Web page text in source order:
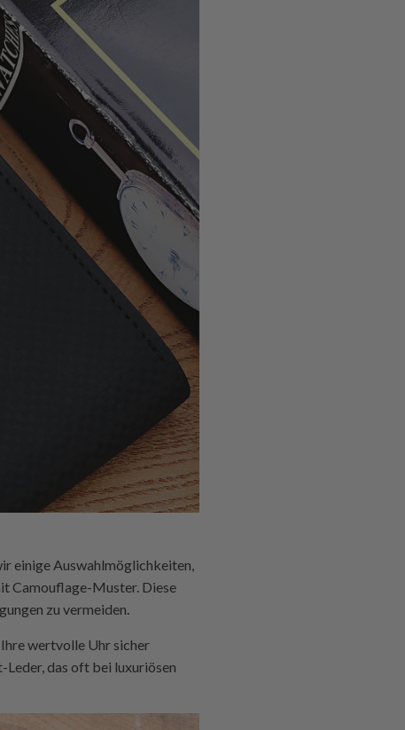
einige Auswahlmöglichkeiten,
Camouflage-Muster. Diese
zu vermeiden.
wertvolle Uhr sicher
das oft bei luxuriösen